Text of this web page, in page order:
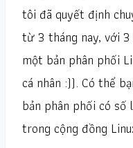
tôi đã quyết định
từ 3 tháng nay, với 3
một bản phân phối
cá nhân :)). Có thể
bản phân phối có
trong cộng đồng